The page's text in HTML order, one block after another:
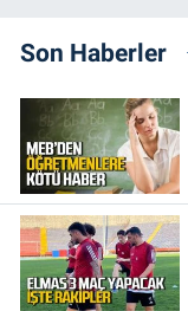
Son Haberler